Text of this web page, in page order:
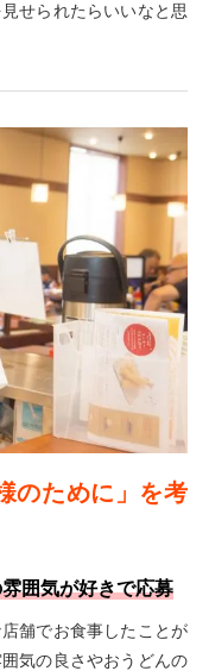
せられたらいいなと思
のために」を考
囲気が好きで応募
舗でお食事したことが
気の良さやおうどんの